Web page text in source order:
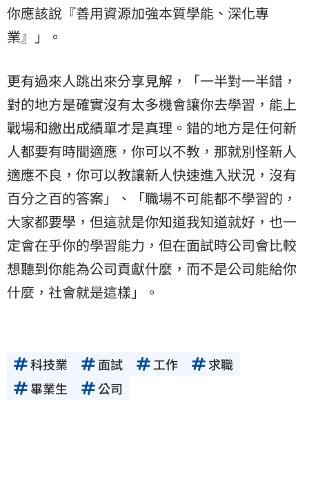
你應該說『善用資源加強本質學能、深化專
業』」。
更有過來人跳出來分享見解，「一半對一半錯，
對的地方是確實沒有太多機會讓你去學習，能上
戰場和繳出成績單才是真理。錯的地方是任何新
人都要有時間適應，你可以不教，那就別怪新人
適應不良，你可以教讓新人快速進入狀況，沒有
百分之百的答案」、「職場不可能都不學習的，
大家都要學，但這就是你知道我知道就好，也一
定會在乎你的學習能力，但在面試時公司會比較
想聽到你能為公司貢獻什麼，而不是公司能給你
什麼，社會就是這樣」。
科技業 面試 工作
求職
畢業生
公司